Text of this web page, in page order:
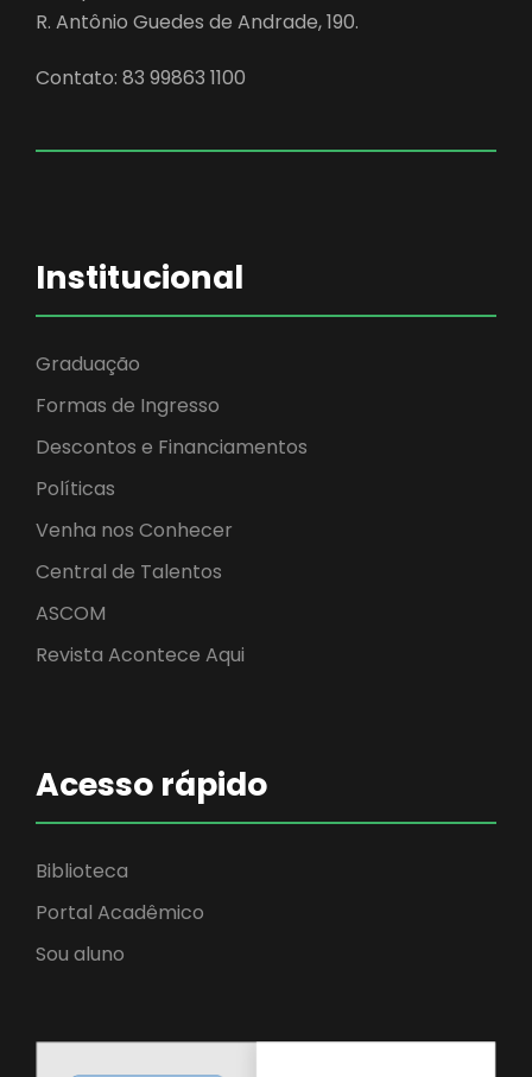
R. Antônio Guedes de Andrade, 190.
Contato: 83 99863 1100
Institucional
Graduação
Formas de Ingresso
Descontos e Financiamentos
Políticas
Venha nos Conhecer
Central de Talentos
ASCOM
Revista Acontece Aqui
Acesso rápido
Biblioteca
Portal Acadêmico
Sou aluno